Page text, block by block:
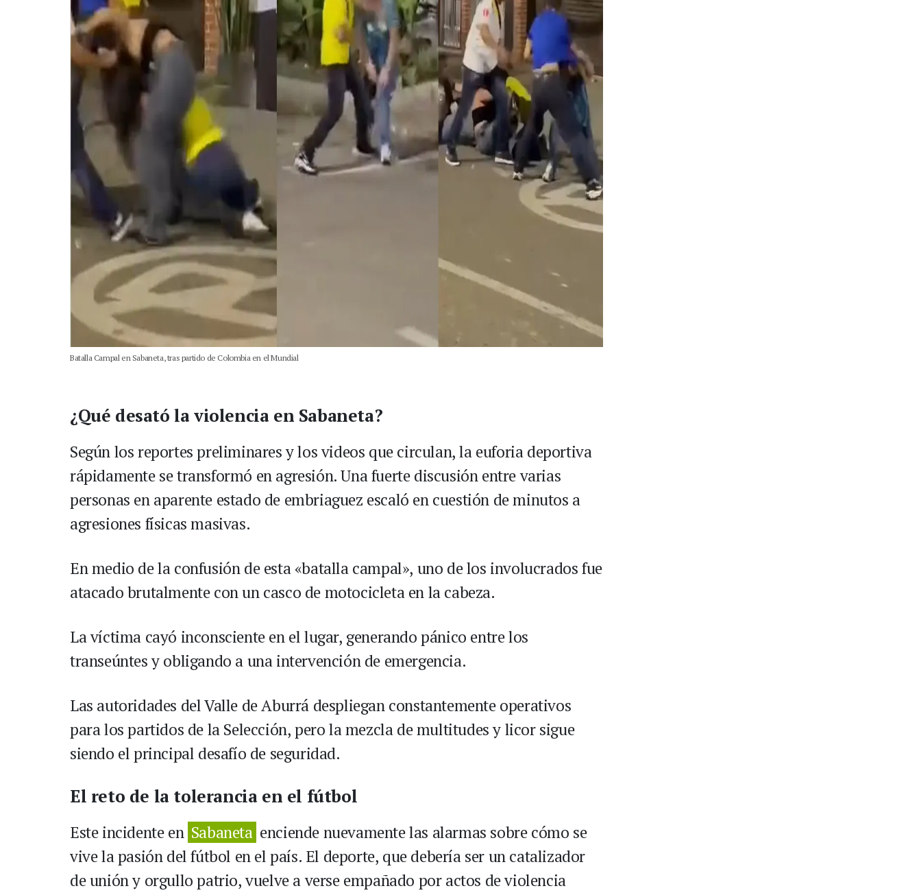
Batalla Campal en Sabaneta, tras partido de Colombia en el Mundial
¿Qué desató la violencia en Sabaneta?
Según los reportes preliminares y los videos que circulan, la euforia deportiva
rápidamente se transformó en agresión. Una fuerte discusión entre varias
personas en aparente estado de embriaguez escaló en cuestión de minutos a
agresiones físicas masivas.
En medio de la confusión de esta «batalla campal», uno de los involucrados fue
atacado brutalmente con un casco de motocicleta en la cabeza.
La víctima cayó inconsciente en el lugar, generando pánico entre los
transeúntes y obligando a una intervención de emergencia.
Las autoridades del Valle de Aburrá despliegan constantemente operativos
para los partidos de la Selección, pero la mezcla de multitudes y licor sigue
siendo el principal desafío de seguridad.
El reto de la tolerancia en el fútbol
Este incidente en Sabaneta enciende nuevamente las alarmas sobre cómo se
vive la pasión del fútbol en el país. El deporte, que debería ser un catalizador
de unión y orgullo patrio, vuelve a verse empañado por actos de violencia